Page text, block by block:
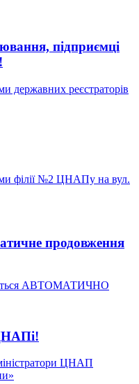
підприємці
державних реєстраторів
філії №2 ЦНАПу на вул.
продовження
АВТОМАТИЧНО
ЦНАП